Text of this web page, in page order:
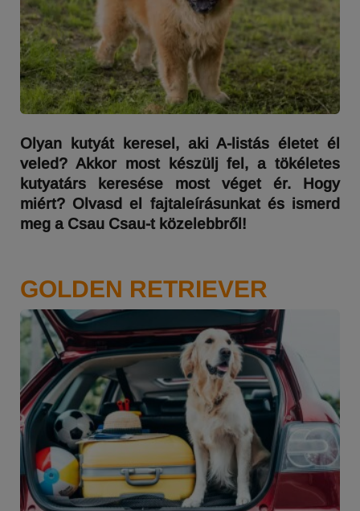
Olyan kutyát keresel, aki A-listás életet él
veled? Akkor most készülj fel, a tökéletes
kutyatárs keresése most véget ér. Hogy
miért? Olvasd el fajtaleírásunkat és ismerd
meg a Csau Csau-t közelebbről!
GOLDEN RETRIEVER